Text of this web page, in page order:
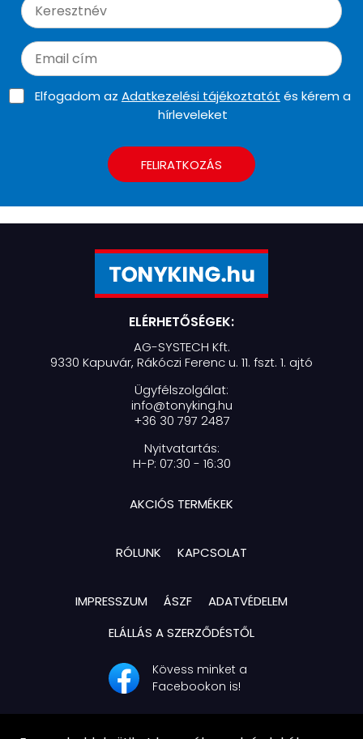
Elfogadom az Adatkezelési tájékoztatót és kérem a
hírleveleket
FELIRATKOZÁS
ELÉRHETŐSÉGEK:
AG-SYSTECH Kft.
9330 Kapuvár, Rákóczi Ferenc u. 11. fszt. 1. ajtó
Ügyfélszolgálat:
info@tonyking.hu
+36 30 797 2487
Nyitvatartás:
H-P: 07:30 - 16:30
AKCIÓS TERMÉKEK
RÓLUNK KAPCSOLAT
IMPRESSZUM ÁSZF
ADATVÉDELEM
ELÁLLÁS A SZERZŐDÉSTŐL
Kövess minket a
Facebookon is!